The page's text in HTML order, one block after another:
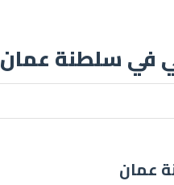
في سلطنة عمان
عمان